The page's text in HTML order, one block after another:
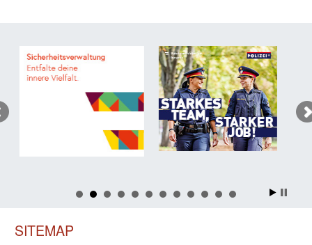
SITEMAP